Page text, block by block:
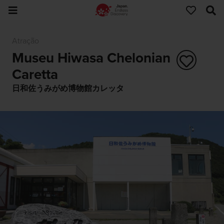
Museu Hiwasa Chelonian
Caretta
日和佐うみがめ博物館カレッタ